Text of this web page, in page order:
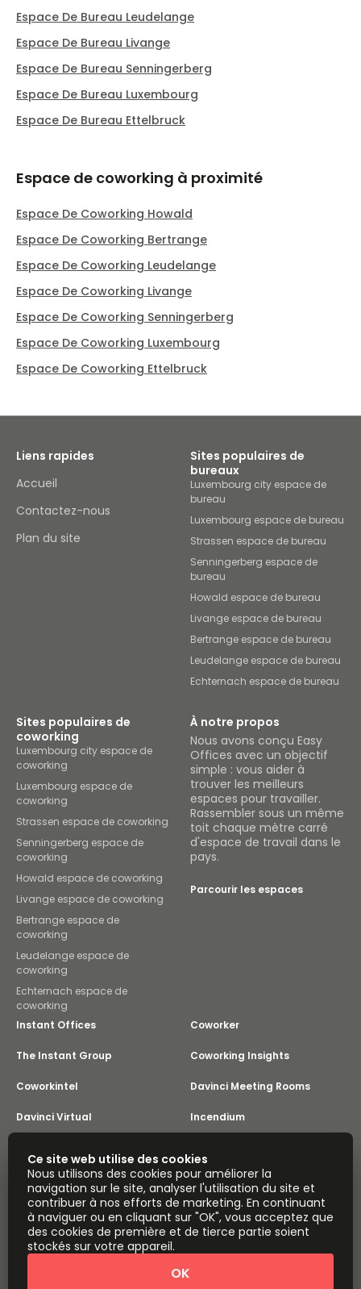
Espace De Bureau Leudelange
Espace De Bureau Livange
Espace De Bureau Senningerberg
Espace De Bureau Luxembourg
Espace De Bureau Ettelbruck
Espace de coworking à proximité
Espace De Coworking Howald
Espace De Coworking Bertrange
Espace De Coworking Leudelange
Espace De Coworking Livange
Espace De Coworking Senningerberg
Espace De Coworking Luxembourg
Espace De Coworking Ettelbruck
Liens rapides
Accueil
Contactez-nous
Plan du site
Sites populaires de
bureaux
Luxembourg city espace de
bureau
Luxembourg espace de bureau
Strassen espace de bureau
Senningerberg espace de
bureau
Howald espace de bureau
Livange espace de bureau
Bertrange espace de bureau
Leudelange espace de bureau
Echternach espace de bureau
Sites populaires de
coworking
Luxembourg city espace de
coworking
Luxembourg espace de
coworking
Strassen espace de coworking
Senningerberg espace de
coworking
Howald espace de coworking
Livange espace de coworking
Bertrange espace de
coworking
Leudelange espace de
coworking
Echternach espace de
coworking
À notre propos
Nous avons conçu Easy
Offices avec un objectif
simple : vous aider à
trouver les meilleurs
espaces pour travailler.
Rassembler sous un même
toit chaque mètre carré
d'espace de travail dans le
pays.
Parcourir les espaces
Instant Offices Coworker
The Instant Group Coworking Insights
Coworkintel Davinci Meeting Rooms
Davinci Virtual Incendium
Part de
Instant Group
Plan du site Conditions
Confidentialité
Déclaration sur l'esclavage moderne
Paramètres des cookies
À propos
Copyright © 2026 Easy Offices. Tous droits réservés.
Ce site web utilise des cookies
Nous utilisons des cookies pour améliorer la
navigation sur le site, analyser l'utilisation du site et
contribuer à nos efforts de marketing. En continuant
à naviguer ou en cliquant sur "OK", vous acceptez que
des cookies de première et de tierce partie soient
stockés sur votre appareil.
OK